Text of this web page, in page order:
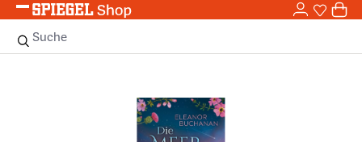
Zum Hauptinhalt springen 0
Suche